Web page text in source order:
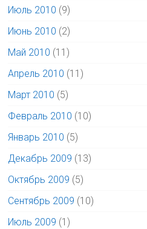
Июль 2010 (9)
Июнь 2010 (2)
Май 2010 (11)
Апрель 2010 (11)
Март 2010 (5)
Февраль 2010 (10)
Январь 2010 (5)
Декабрь 2009 (13)
Октябрь 2009 (5)
Сентябрь 2009 (10)
Июль 2009 (1)